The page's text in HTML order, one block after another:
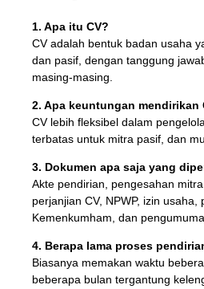
1. Apa itu CV?
CV adalah bentuk badan usaha
dan pasif, dengan tanggung
masing-masing.
2. Apa keuntungan mendirikan
CV lebih fleksibel dalam
terbatas untuk mitra pasif, dan
3. Dokumen apa saja yang
Akte pendirian, pengesahan
perjanjian CV, NPWP, izin usaha,
Kemenkumham, dan
4. Berapa lama proses
Biasanya memakan waktu
beberapa bulan tergantung